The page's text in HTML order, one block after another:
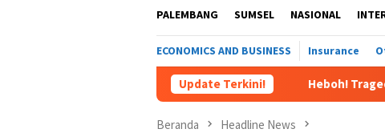
PALEMBANG SUMSEL NASIONAL
ECONOMICS AND BUSINESS Insurance
Update Terkini!
Heboh! Tragedi Mutilasi di
Beranda Headline News